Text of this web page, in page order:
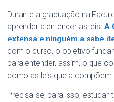
Durante a graduação na
aprender a entender as leis. A
extensa e ninguém a sabe
com o curso, o objetivo
para entender, assim, o que
como as leis que a compõem.
Precisa-se, para isso, estudar